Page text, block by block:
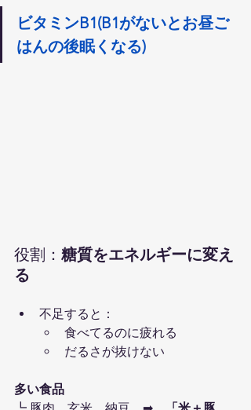
ビタミンB1(B1がないとお昼ご
はんの後眠くなる)
役割： 糖質をエネルギーに変え
る
不足すると：
食べてるのに疲れる
だるさが抜けない
多い食品